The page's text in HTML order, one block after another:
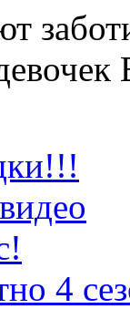
4